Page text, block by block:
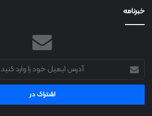
خبرنامه
آدرس
ایمیل
خود
وارد